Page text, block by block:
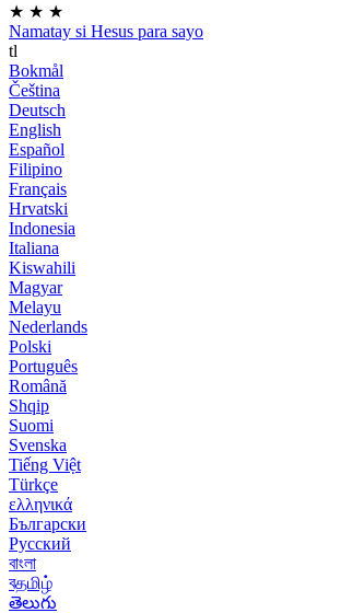
★ ★ ★
Namatay si Hesus para sayo
tl
Bokmål
Čeština
Deutsch
English
Español
Filipino
Français
Hrvatski
Indonesia
Italiana
Kiswahili
Magyar
Melayu
Nederlands
Polski
Português
Română
Shqip
Suomi
Svenska
Tiếng Việt
Türkçe
ελληνικά
Български
Русский
বাংলা
বதமிழ்
తెలుగు